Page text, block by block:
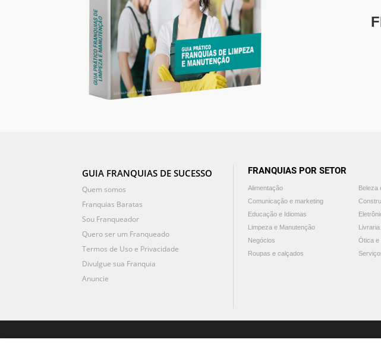
GUIA FRANQUIAS DE SUCESSO
Quem somos
Franquias Baratas
Sou Franqueador
Quero ser um Franqueado
Termos de Uso e Privacidade
Divulgue sua Franquia
Anuncie
FRANQUIAS POR SETOR
Alimentação Beleza
Comunicação e marketing
Educação e Idiomas
Limpeza e Manutenção
Negócios
Ótica e
Roupas e calçados